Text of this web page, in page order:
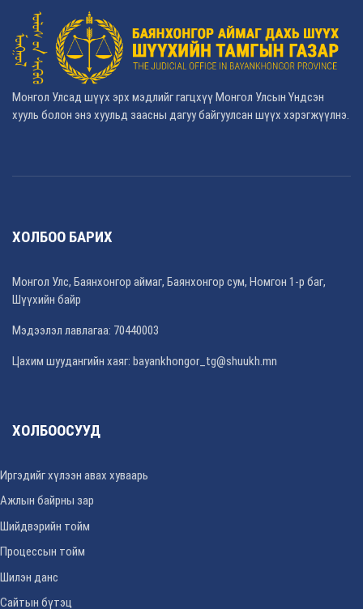
Монгол Улсад шүүх эрх мэдлийг гагцхүү Монгол Улсын Үндсэн
хууль болон энэ хуульд заасны дагуу байгуулсан шүүх хэрэгжүүлнэ.
ХОЛБОО БАРИХ
Монгол Улс, Баянхонгор аймаг, Баянхонгор сум, Номгон 1-р баг,
Шүүхийн байр
Мэдээлэл лавлагаа: 70440003
Цахим шуудангийн хаяг: bayankhongor_tg@shuukh.mn
ХОЛБООСУУД
Иргэдийг хүлээн авах хуваарь
Ажлын байрны зар
Шийдвэрийн тойм
Процессын тойм
Шилэн данс
Сайтын бүтэц